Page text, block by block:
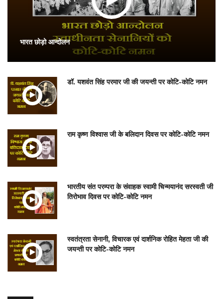
भारत छोड़ो आन्दोलन
डॉ. यशवंत सिंह परमार जी की जयन्ती पर कोटि-कोटि नमन
राम कृष्ण विश्वास जी के बलिदान दिवस पर कोटि-कोटि नमन
भारतीय संत परम्परा के संवाहक स्वामी चिन्मयानंद सरस्वती जी
तिरोभाव दिवस पर कोटि-कोटि नमन
स्वतंत्रता सेनानी, विचारक एवं दार्शनिक रोहित मेहता जी की
जयन्ती पर कोटि-कोटि नमन